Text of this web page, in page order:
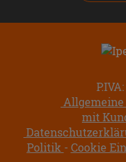
mit
Politik
Cookie